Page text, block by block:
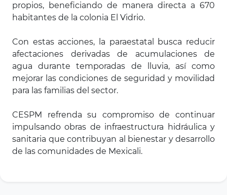
propios, beneficiando de manera directa a 670
habitantes de la colonia El Vidrio.
Con estas acciones, la paraestatal busca reducir
afectaciones derivadas de acumulaciones de
agua durante temporadas de lluvia, así como
mejorar las condiciones de seguridad y movilidad
para las familias del sector.
CESPM refrenda su compromiso de continuar
impulsando obras de infraestructura hidráulica y
sanitaria que contribuyan al bienestar y desarrollo
de las comunidades de Mexicali.